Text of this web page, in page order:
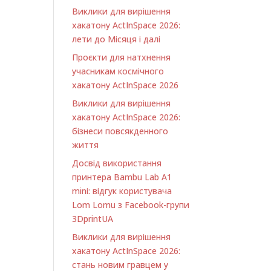
Виклики для вирішення
хакатону ActInSpace 2026:
лети до Місяця і далі
Проєкти для натхнення
учасникам космічного
хакатону ActInSpace 2026
Виклики для вирішення
хакатону ActInSpace 2026:
бізнеси повсякденного
життя
Досвід використання
принтера Bambu Lab A1
minі: відгук користувача
Lom Lomu з Facebook-групи
3DprintUA
Виклики для вирішення
хакатону ActInSpace 2026:
стань новим гравцем у